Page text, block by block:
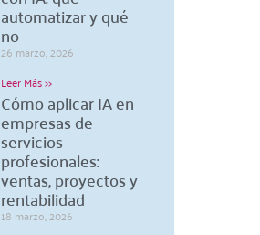
automatizar y qué
no
26 marzo, 2026
Leer Más >>
Cómo aplicar IA en
empresas de
servicios
profesionales:
ventas, proyectos y
rentabilidad
18 marzo, 2026